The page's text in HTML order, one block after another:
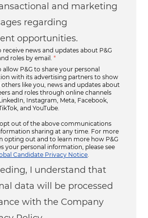
and marketing
regarding
opportunities.
receive news and updates about P&G
roles by email.
*
P&G to share your personal
with its advertising partners to show
others like you, news and updates about
and roles through online channels
Instagram, Meta, Facebook,
and YouTube.
out of the above communications
sharing at any time. For more
opting out and to learn more how P&G
your personal information, please see
Candidate Privacy Notice
I understand that
data will be processed
with the Company